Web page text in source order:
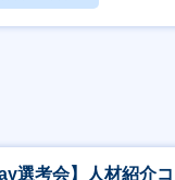
選考会】人材紹介コ